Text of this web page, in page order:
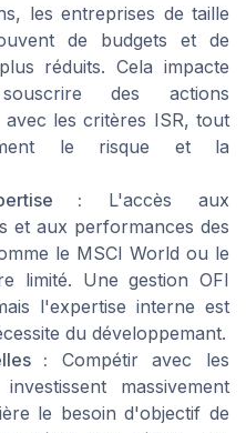
les entreprises de taille
de budgets et de
réduits. Cela impacte
des actions
avec les critères ISR, tout
le risque et la
: L'accès aux
et aux performances des
le MSCI World ou le
limité. Une gestion OFI
l'expertise interne est
du développemant.
: Compétir avec les
massivement
le besoin d'objectif de